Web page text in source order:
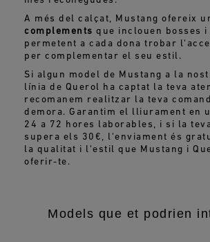
A més del calçat, Mustang ofereix
complements que inclouen bosses
permetent a cada dona trobar
per complementar el seu estil.
Si algun model de Mustang a la
línia de Querol ha captat la teva
recomanem realitzar la teva
demora. Garantim el lliurament en
24 a 72 hores laborables, i si la
supera els 30€, l'enviament és
la qualitat i l'estil que Mustang i
oferir-te.
Models que et podrien